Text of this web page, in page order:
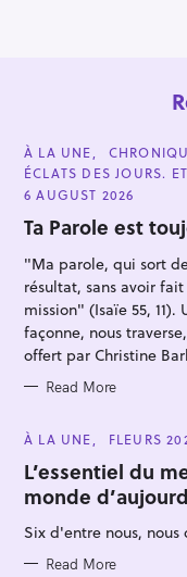
C
A
T
E
O
R
E
À LA UNE
ÉCLATS DES JOURS.
6 AUGUST 2026
Ta Parole est
"Ma parole, qui sort
résultat, sans avoir
mission" (Isaïe 55,
façonne, nous
offert par Christine
Read More
C
T
E
G
O
I
S
À LA UNE FLEURS
L’essentiel du
monde
Six d'entre nous,
Read More